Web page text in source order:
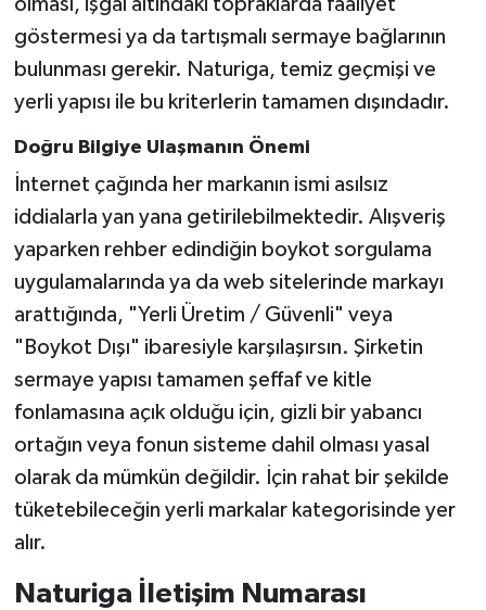
göstermesi ya da tartışmalı sermaye bağlarının
bulunması gerekir. Naturiga, temiz geçmişi ve
yerli yapısı ile bu kriterlerin tamamen dışındadır.
Doğru Bilgiye Ulaşmanın Önemi
İnternet çağında her markanın ismi asılsız
iddialarla yan yana getirilebilmektedir. Alışveriş
yaparken rehber edindiğin boykot sorgulama
uygulamalarında ya da web sitelerinde markayı
arattığında, "Yerli Üretim / Güvenli" veya
"Boykot Dışı" ibaresiyle karşılaşırsın. Şirketin
sermaye yapısı tamamen şeffaf ve kitle
fonlamasına açık olduğu için, gizli bir yabancı
ortağın veya fonun sisteme dahil olması yasal
olarak da mümkün değildir. İçin rahat bir şekilde
tüketebileceğin yerli markalar kategorisinde yer
alır.
Naturiga İletişim Numarası